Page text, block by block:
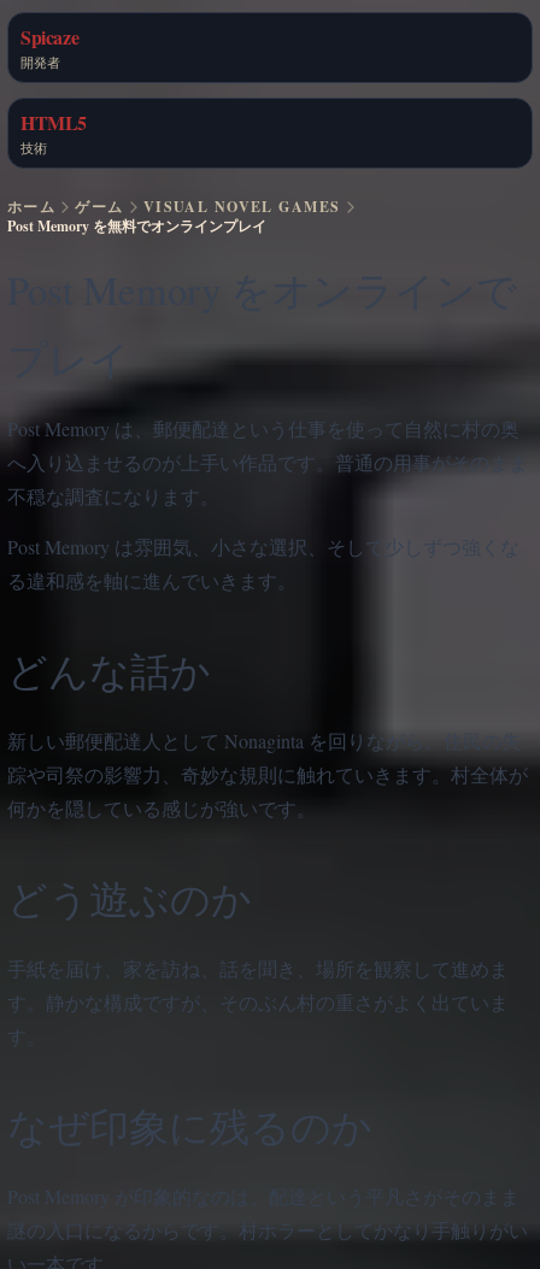
Spicaze
開発者
HTML5
技術
ホーム ゲーム
VISUAL NOVEL GAMES
Post Memory を無料でオンラインプレイ
Post Memory は、郵便配達という仕事を使って自然に村の奥
へ入り込ませるのが上手い作品です。普通の用事がそのまま
不穏な調査になります。
Post Memory は雰囲気、小さな選択、そして少しずつ強くな
る違和感を軸に進んでいきます。
どんな話か
新しい郵便配達人として Nonaginta を回りながら、住民の失
踪や司祭の影響力、奇妙な規則に触れていきます。村全体が
何かを隠している感じが強いです。
どう遊ぶのか
手紙を届け、家を訪ね、話を聞き、場所を観察して進めま
す。静かな構成ですが、そのぶん村の重さがよく出ていま
す。
なぜ印象に残るのか
Post Memory が印象的なのは、配達という平凡さがそのまま
謎の入口になるからです。村ホラーとしてかなり手触りがい
い一本です。